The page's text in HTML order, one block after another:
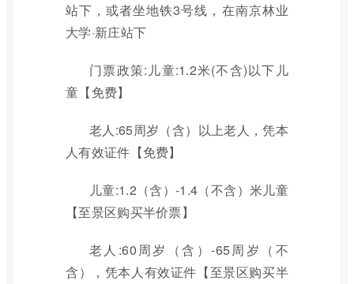
站下，或者坐地铁3号线，在南京林业
大学·新庄站下
门票政策:儿童:1.2米(不含)以下儿
童【免费】
老人:65周岁（含）以上老人，凭本
人有效证件【免费】
儿童:1.2（含）-1.4（不含）米儿童
【至景区购买半价票】
老人:60周岁（含）-65周岁（不
含），凭本人有效证件【至景区购买半